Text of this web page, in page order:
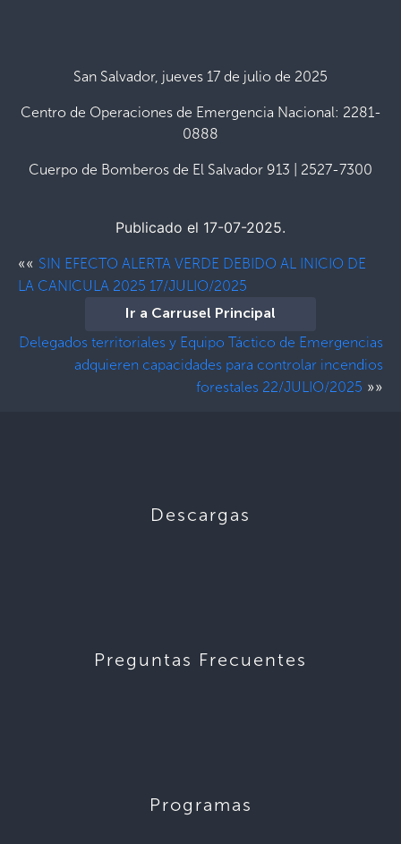
San Salvador, jueves 17 de julio de 2025
Centro de Operaciones de Emergencia Nacional: 2281-
0888
Cuerpo de Bomberos de El Salvador 913 | 2527-7300
Publicado el 17-07-2025.
«« SIN EFECTO ALERTA VERDE DEBIDO AL INICIO DE
LA CANICULA 2025 17/JULIO/2025
Ir a Carrusel Principal
Delegados territoriales y Equipo Táctico de Emergencias
adquieren capacidades para controlar incendios
forestales 22/JULIO/2025 »»
Descargas
Preguntas Frecuentes
Programas